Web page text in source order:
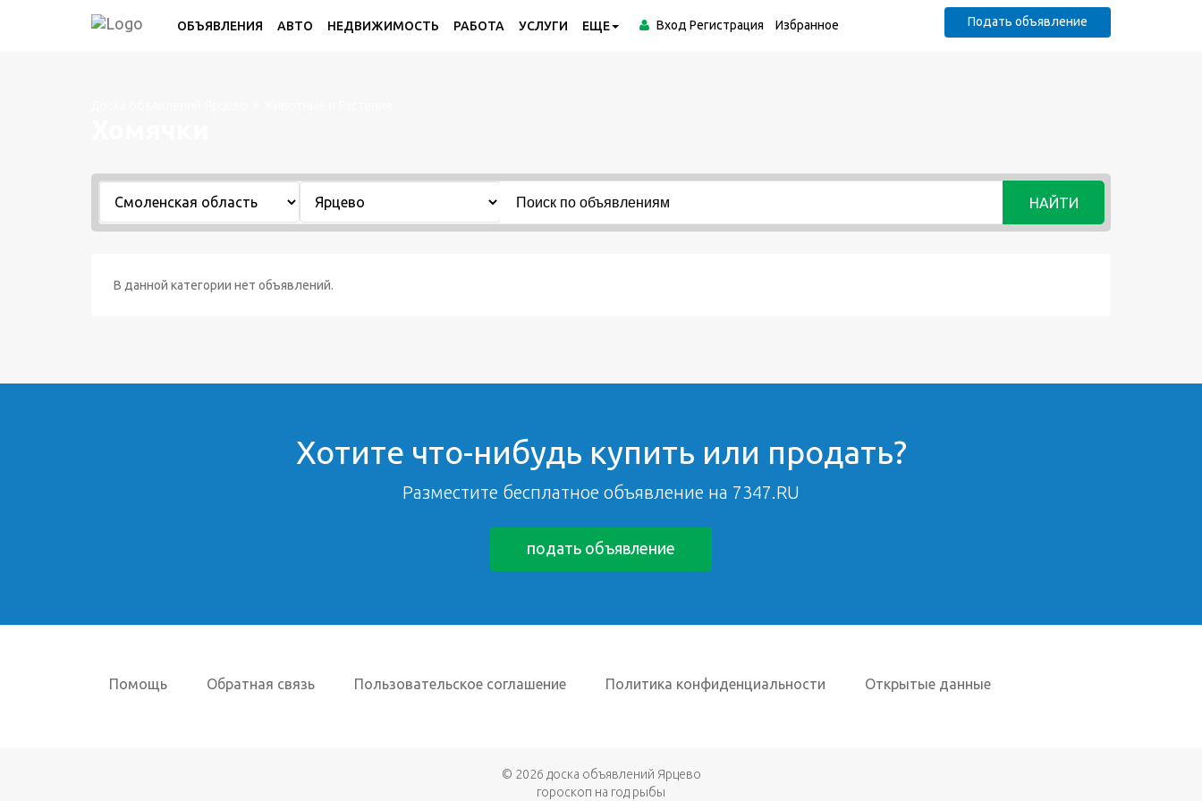
ОБЪЯВЛЕНИЯ АВТО НЕДВИЖИМОСТЬ РАБОТА УСЛУГИ ЕЩЕ Вход Регистрация Избранное Подать объявление
НАЙТИ
В данной категории нет объявлений.
Хотите что-нибудь купить или продать?
Разместите бесплатное объявление на 7347.RU
подать объявление
Помощь Обратная связь Пользовательское соглашение Политика конфиденциальности Открытые данные
© 2026 доска объявлений Ярцево
гороскоп на год рыбы